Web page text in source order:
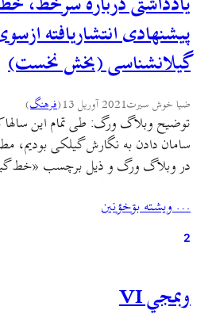
پیشنهادی انتشاریافته
گیلانشناسی (بخش نخست)
ضیا خوش سیرت2021 آوریل 13 (فرهنگ)
توضیح وبلاگ ورگ: طی تمام این
سامان دادن به نگارش گیلکی بودیم،
در وبلاگ ورگ و ذیل برچسب «خط
یکجا به این منابع داشته باشد. اخیرا
گیلان‌شناسی، آیین…
… ويشته بۊخؤنين
2
وبمجي VI